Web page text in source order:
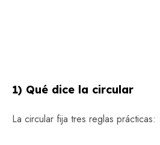
1) Qué dice la circular
La circular fija tres reglas prácticas: